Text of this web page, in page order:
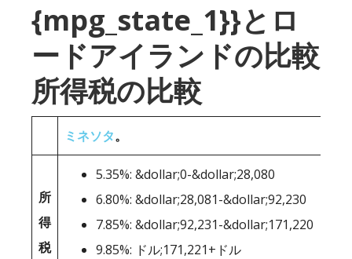
{mpg_state_1}}とロ
ードアイランドの比較
所得税の比較
ミネソタ。
所
得
税
5.35%: &dollar;0-&dollar;28,080
6.80%: &dollar;28,081-&dollar;92,230
7.85%: &dollar;92,231-&dollar;171,220
9.85%: ドル;171,221+ドル